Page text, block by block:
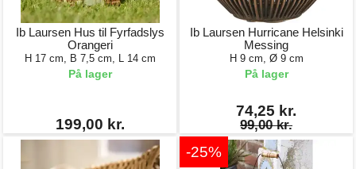
Ib Laursen Hus til Fyrfadslys
Orangeri
H 17 cm, B 7,5 cm, L 14 cm
På lager
199,00 kr.
Ib Laursen Hurricane Helsinki
Messing
H 9 cm, Ø 9 cm
På lager
74,25 kr.
99,00 kr.
-25%